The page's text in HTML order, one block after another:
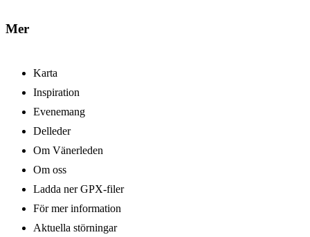
Mer
Karta
Inspiration
Evenemang
Delleder
Om Vänerleden
Om oss
Ladda ner GPX-filer
För mer information
Aktuella störningar